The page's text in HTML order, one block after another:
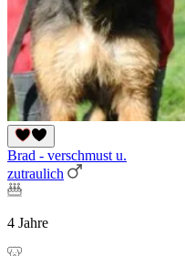
Brad - verschmust u.
zutraulich
4 Jahre